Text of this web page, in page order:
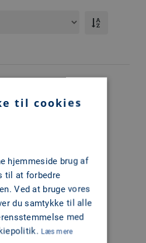
1
til cookies
hjemmeside brug af
til at forbedre
Ved at bruge vores
du samtykke til alle
med
Læs mere